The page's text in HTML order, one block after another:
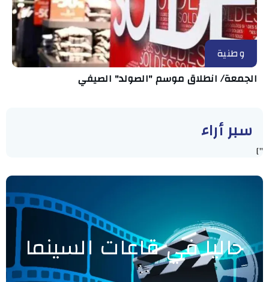
وطنية
الجمعة/ انطلاق موسم "الصولد" الصيفي
سبر أراء
"]
حاليا في قاعات السينما